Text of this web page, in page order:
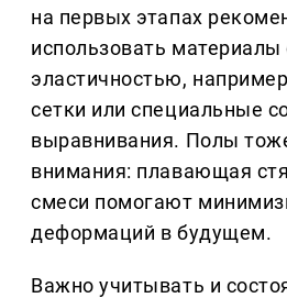
на первых этапах
использовать
эластичностью,
сетки или специальные
выравнивания. Полы
внимания: плавающая
смеси помогают
деформаций в будущем.
Важно учитывать и